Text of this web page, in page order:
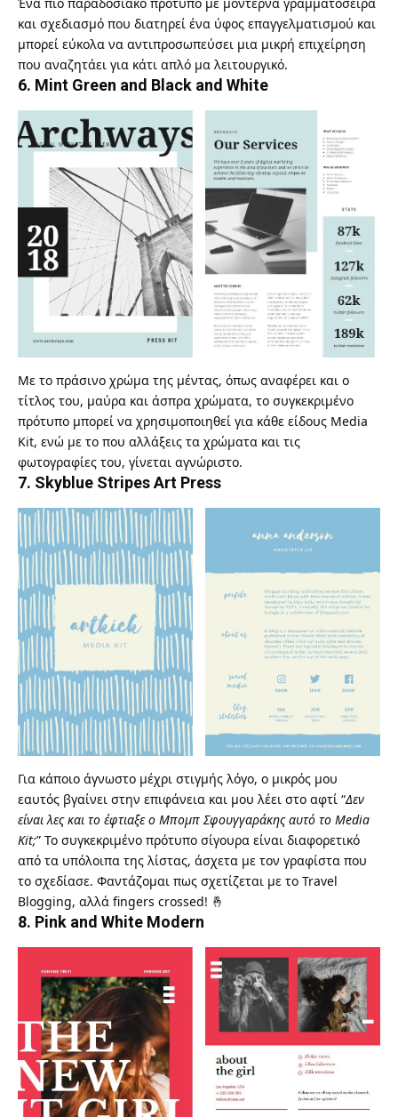
και σχεδιασμό που διατηρεί ένα ύφος επαγγελματισμού και
μπορεί εύκολα να αντιπροσωπεύσει μια μικρή επιχείρηση
που αναζητάει για κάτι απλό μα λειτουργικό.
6. Mint Green and Black and White
Με το πράσινο χρώμα της μέντας, όπως αναφέρει και ο
τίτλος του, μαύρα και άσπρα χρώματα, το συγκεκριμένο
πρότυπο μπορεί να χρησιμοποιηθεί για κάθε είδους Media
Kit, ενώ με το που αλλάξεις τα χρώματα και τις
φωτογραφίες του, γίνεται αγνώριστο.
7. Skyblue Stripes Art Press
Για κάποιο άγνωστο μέχρι στιγμής λόγο, ο μικρός μου
εαυτός βγαίνει στην επιφάνεια και μου λέει στο αφτί “Δεν
είναι λες και το έφτιαξε ο Μπομπ Σφουγγαράκης αυτό το Media
Kit;” Το συγκεκριμένο πρότυπο σίγουρα είναι διαφορετικό
από τα υπόλοιπα της λίστας, άσχετα με τον γραφίστα που
το σχεδίασε. Φαντάζομαι πως σχετίζεται με το Travel
Blogging, αλλά fingers crossed! 🤞
8. Pink and White Modern